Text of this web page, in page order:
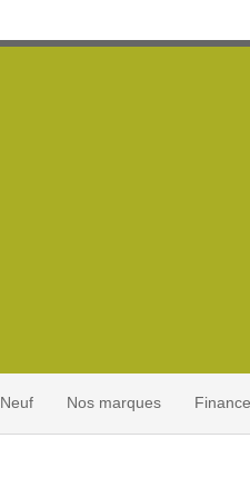
Neuf Nos marques